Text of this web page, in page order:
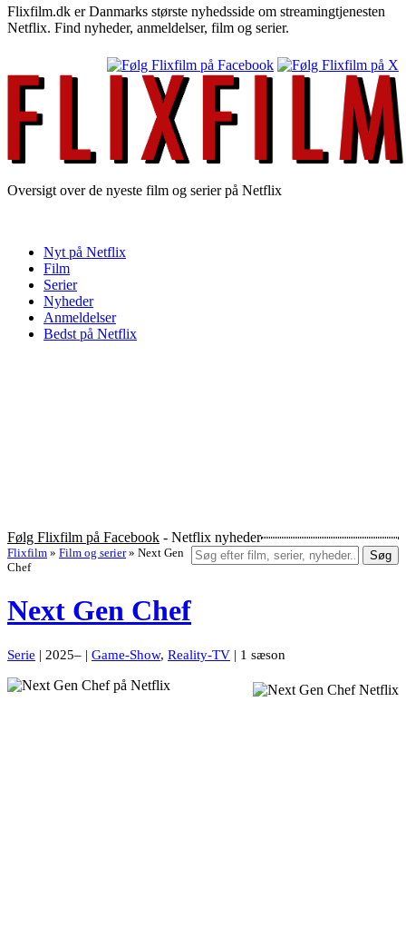
Flixfilm.dk er Danmarks største nyhedsside om streamingtjenesten
Netflix. Find nyheder, anmeldelser, film og serier.
Oversigt over de nyeste film og serier på Netflix
Nyt på Netflix
Film
Serier
Nyheder
Anmeldelser
Bedst på Netflix
Følg Flixfilm på Facebook - Netflix nyheder
Søg
Flixfilm » Film og serier » Next Gen
Chef
Next Gen Chef
Serie | 2025– | Game-Show, Reality-TV | 1 sæson